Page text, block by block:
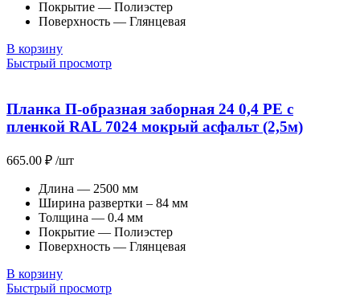
Покрытие — Полиэстер
Поверхность — Глянцевая
В корзину
Быстрый просмотр
Планка П-образная заборная 24 0,4 PE с
пленкой RAL 7024 мокрый асфальт (2,5м)
665.00 ₽ /шт
Длина — 2500 мм
Ширина развертки – 84 мм
Толщина — 0.4 мм
Покрытие — Полиэстер
Поверхность — Глянцевая
В корзину
Быстрый просмотр